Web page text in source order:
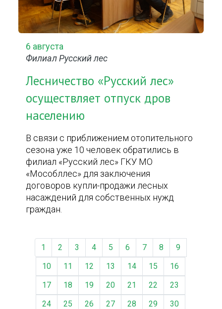
6 августа
Филиал Русский лес
Лесничество «Русский лес»
осуществляет отпуск дров
населению
В связи с приближением отопительного
сезона уже 10 человек обратились в
филиал «Русский лес» ГКУ МО
«Мособллес» для заключения
договоров купли-продажи лесных
насаждений для собственных нужд
граждан.
1 2 3 4 5 6 7 8
9
10
11 12 13 14 15
16
17
18 19 20 21 22
23
24
25 26 27 28 29
30